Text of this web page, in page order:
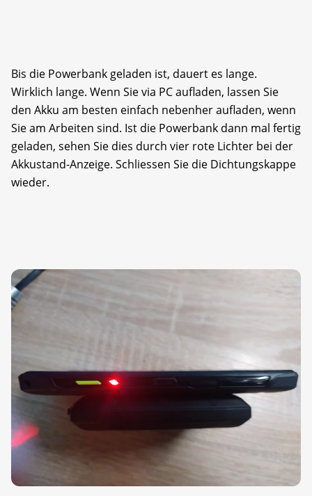
Bis die Powerbank geladen ist, dauert es lange.
Wirklich lange. Wenn Sie via PC aufladen, lassen Sie
den Akku am besten einfach nebenher aufladen, wenn
Sie am Arbeiten sind. Ist die Powerbank dann mal fertig
geladen, sehen Sie dies durch vier rote Lichter bei der
Akkustand-Anzeige. Schliessen Sie die Dichtungskappe
wieder.